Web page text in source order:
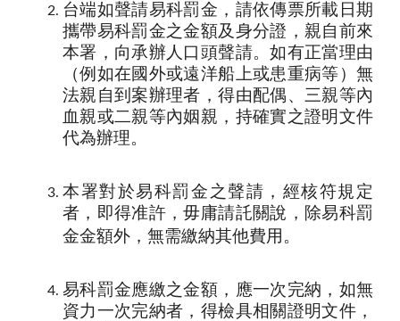
台端如聲請易科罰金，請依傳票所載日期
攜帶易科罰金之金額及身分證，親自前來
本署，向承辦人口頭聲請。如有正當理由
（例如在國外或遠洋船上或患重病等）無
法親自到案辦理者，得由配偶、三親等內
血親或二親等內姻親，持確實之證明文件
代為辦理。
本署對於易科罰金之聲請，經核符規定
者，即得准許，毋庸請託關說，除易科罰
金金額外，無需繳納其他費用。
易科罰金應繳之金額，應一次完納，如無
資力一次完納者，得檢具相關證明文件，